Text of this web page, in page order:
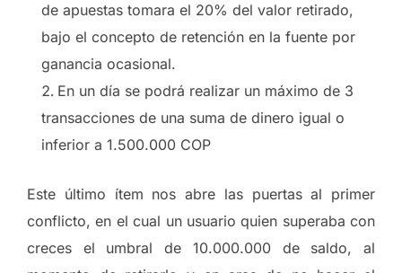
de apuestas tomara el 20% del valor retirado,
bajo el concepto de retención en la fuente por
ganancia ocasional.
En un día se podrá realizar un máximo de 3
transacciones de una suma de dinero igual o
inferior a 1.500.000 COP
Este último ítem nos abre las puertas al primer
conflicto, en el cual un usuario quien superaba con
creces el umbral de 10.000.000 de saldo, al